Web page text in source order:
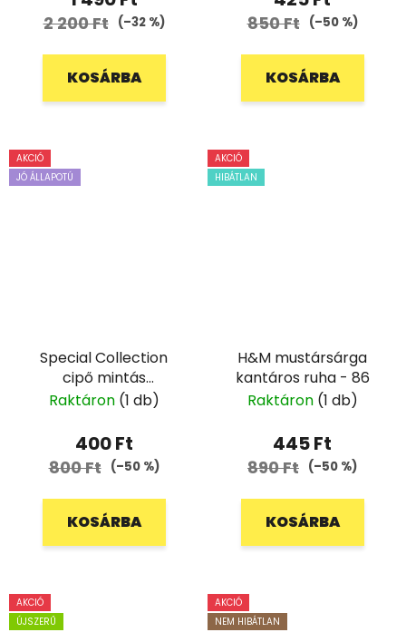
2 200 Ft (–32 %)
KOSÁRBA
850 Ft (–50 %)
KOSÁRBA
AKCIÓ
JÓ ÁLLAPOTÚ
Special Collection
cipő mintás
hagymaruha - 104/110
Raktáron (1 db)
400 Ft
800 Ft (–50 %)
KOSÁRBA
AKCIÓ
HIBÁTLAN
H&M mustársárga
kantáros ruha - 86
Raktáron (1 db)
445 Ft
890 Ft (–50 %)
KOSÁRBA
AKCIÓ
ÚJSZERŰ
AKCIÓ
NEM HIBÁTLAN